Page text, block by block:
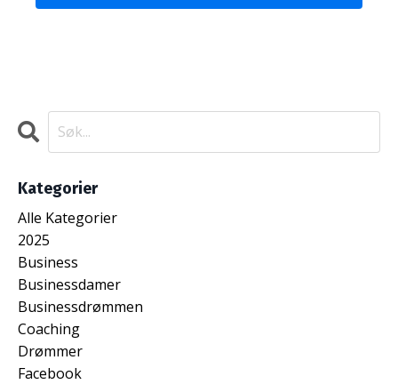
Kategorier
Alle Kategorier
2025
Business
Businessdamer
Businessdrømmen
Coaching
Drømmer
Facebook